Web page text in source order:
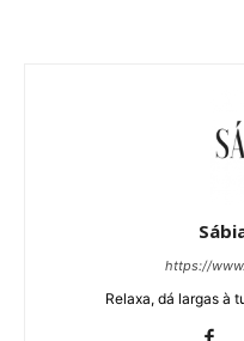
https://
Relaxa, dá largas à